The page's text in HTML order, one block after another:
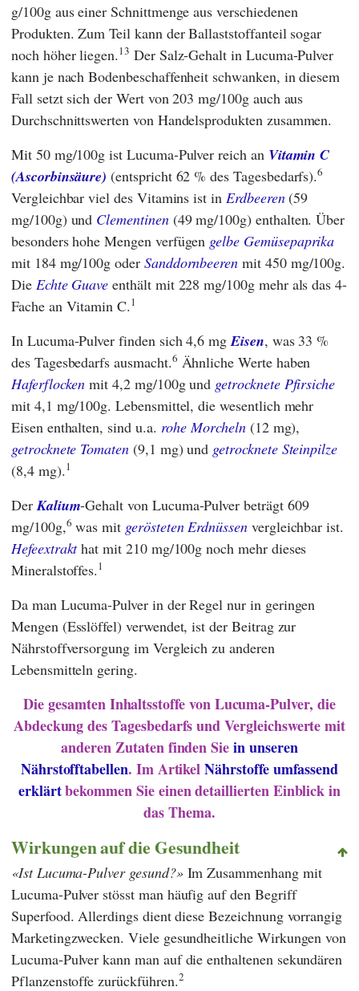
g/100g aus einer Schnittmenge aus verschiedenen
Produkten. Zum Teil kann der Ballaststoffanteil sogar
noch höher liegen.13 Der Salz-Gehalt in Lucuma-Pulver
kann je nach Bodenbeschaffenheit schwanken, in diesem
Fall setzt sich der Wert von 203 mg/100g auch aus
Durchschnittswerten von Handelsprodukten zusammen.
Mit 50 mg/100g ist Lucuma-Pulver reich an Vitamin C
(Ascorbinsäure) (entspricht 62 % des Tagesbedarfs).6
Vergleichbar viel des Vitamins ist in Erdbeeren(59
mg/100g) und Clementinen(49 mg/100g) enthalten. Über
besonders hohe Mengen verfügen gelbe Gemüsepaprika
mit 184 mg/100g oder Sanddornbeeren mit 450 mg/100g.
Die Echte Guave enthält mit 228 mg/100g mehr als das 4-
Fache an Vitamin C.1
In Lucuma-Pulver finden sich 4,6 mgEisen, was 33 %
des Tagesbedarfs ausmacht.6 Ähnliche Werte haben
Haferflocken mit 4,2 mg/100g und getrocknete Pfirsiche
mit 4,1 mg/100g. Lebensmittel, die wesentlich mehr
Eisen enthalten, sind u.a. rohe Morcheln(12 mg),
getrocknete Tomaten(9,1 mg) und getrocknete Steinpilze
(8,4 mg).1
DerKalium-Gehalt von Lucuma-Pulver beträgt 609
mg/100g,6 was mit gerösteten Erdnüssenvergleichbar ist.
Hefeextrakthat mit 210 mg/100g noch mehr dieses
Mineralstoffes.1
Da man Lucuma-Pulver in der Regel nur in geringen
Mengen (Esslöffel) verwendet, ist der Beitrag zur
Nährstoffversorgung im Vergleich zu anderen
Lebensmitteln gering.
Die gesamten Inhaltsstoffe von Lucuma-Pulver, die
Abdeckung des Tagesbedarfs und Vergleichswerte mit
anderen Zutaten finden Siein unseren
Nährstofftabellen. Im ArtikelNährstoffe umfassend
erklärtbekommen Sie einen detaillierten Einblick in
das Thema.
Wirkungen auf die Gesundheit
Ist Lucuma-Pulver gesund? Im Zusammenhang mit
Lucuma-Pulver stösst man häufig auf den Begriff
Superfood. Allerdings dient diese Bezeichnung vorrangig
Marketingzwecken. Viele gesundheitliche Wirkungen von
Lucuma-Pulver kann man auf die enthaltenen sekundären
Pflanzenstoffe zurückführen.2